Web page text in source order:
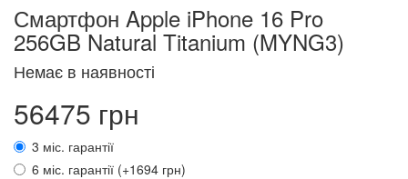
Смартфон Apple iPhone 16 Pro
256GB Natural Titanium (MYNG3)
Немає в наявності
56475 грн
3 міс. гарантії
6 міс. гарантії (+1694 грн)